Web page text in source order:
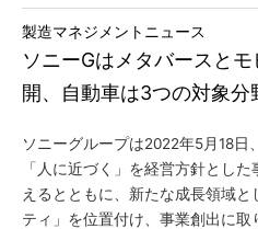
ソニーGはメタバースと
開、自動車は3つの対象分
製造マネジメントニュース
ソニーグループは2022年5月18日
「人に近づく」を経営方針とし
えるとともに、新たな成長領域
ティ」を位置付け、事業創出に取